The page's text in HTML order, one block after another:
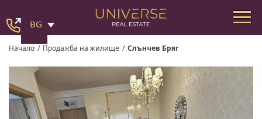
BG
Начало / Продажба на жилище / Слънчев Бряг